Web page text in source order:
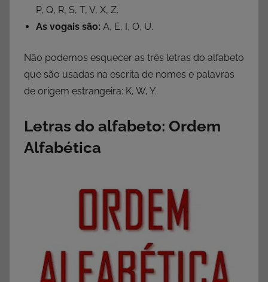
P, Q, R, S, T, V, X, Z.
As vogais são: A, E, I, O, U.
Não podemos esquecer as três letras do alfabeto
que são usadas na escrita de nomes e palavras
de origem estrangeira: K, W, Y.
Letras do alfabeto: Ordem
Alfabética